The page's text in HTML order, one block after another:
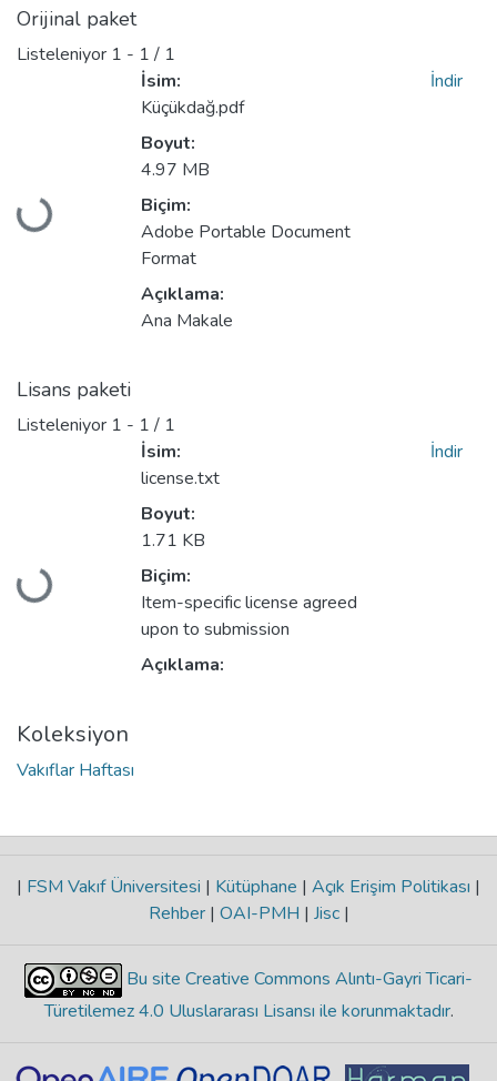
Orijinal paket
Listeleniyor 1 - 1 / 1
Yükleniyor...
İsim:
Küçükdağ.pdf
Boyut:
4.97 MB
Biçim:
Adobe Portable Document
Format
Açıklama:
Ana Makale
İndir
Lisans paketi
Listeleniyor 1 - 1 / 1
Yükleniyor...
İsim:
license.txt
Boyut:
1.71 KB
Biçim:
Item-specific license agreed
upon to submission
Açıklama:
İndir
Koleksiyon
Vakıflar Haftası
| FSM Vakıf Üniversitesi | Kütüphane | Açık Erişim Politikası |
Rehber | OAI-PMH | Jisc |
Bu site Creative Commons Alıntı-Gayri Ticari-
Türetilemez 4.0 Uluslararası Lisansı ile korunmaktadır.